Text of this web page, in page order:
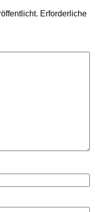
Erforderliche